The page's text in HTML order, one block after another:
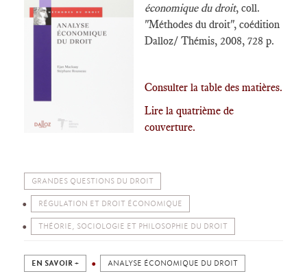
économique du droit, coll.
"Méthodes du droit", coédition
Dalloz/ Thémis, 2008, 728 p.
Consulter la table des matières.
Lire la quatrième de
couverture.
GRANDES QUESTIONS DU DROIT
RÉGULATION ET DROIT ÉCONOMIQUE
THÉORIE, SOCIOLOGIE ET PHILOSOPHIE DU DROIT
EN SAVOIR + ANALYSE ÉCONOMIQUE DU DROIT